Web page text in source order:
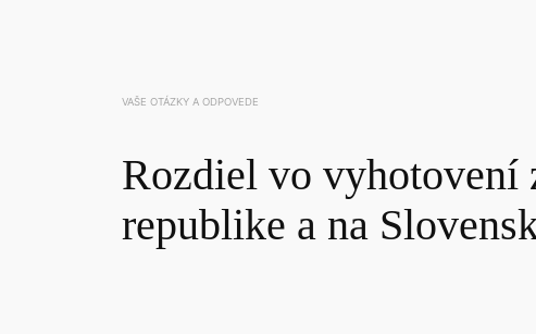
VAŠE OTÁZKY A ODPOVEDE
Rozdiel vo vyhotovení
republike a na